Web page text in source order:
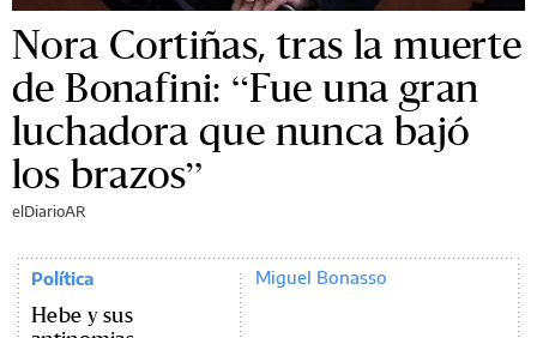
Nora Cortiñas, tras la muerte
de Bonafini: “Fue una gran
luchadora que nunca bajó
los brazos”
elDiarioAR
Política
Hebe y sus
Miguel Bonasso